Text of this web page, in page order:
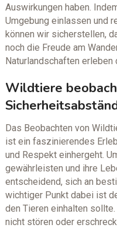
Auswirkungen haben.
Umgebung einlassen und
können wir sicherstellen,
noch die Freude am
Naturlandschaften erleben
Wildtiere
Das Beobachten von
ist ein faszinierendes
und Respekt einhergeht.
gewährleisten und ihre
entscheidend, sich an
wichtiger Punkt dabei ist
den Tieren einhalten
nicht stören oder